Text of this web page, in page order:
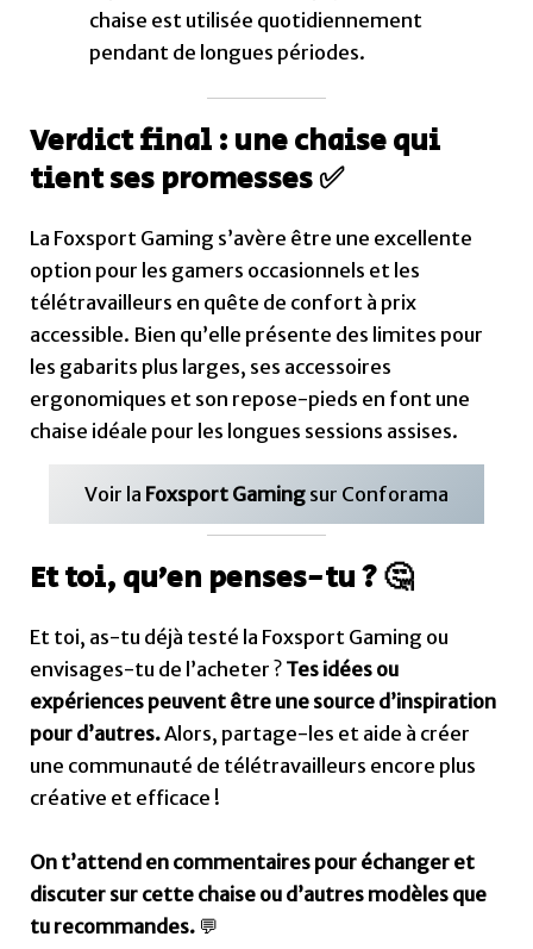
accessible. Bien qu’elle présente des limites pour
les gabarits plus larges, ses accessoires
Voir laFoxsport Gamingsur Conforama
Et toi, qu’en penses-tu ? 🤔
Et toi, as-tu déjà testé la Foxsport Gaming ou
envisages-tu de l’acheter ?Tes idées ou
expériences peuvent être une source d’inspiration
pour d’autres.Alors, partage-les et aide à créer
une communauté de télétravailleurs encore plus
On t’attend en commentaires pour échanger et
discuter sur cette chaise ou d’autres modèles que
Voir laFoxsport Gamingsur Conforama
←Article précédent Article suivant
Publications similaires